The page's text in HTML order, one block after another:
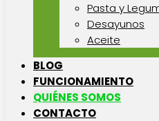
Pasta y
Desayunos
Aceite
BLOG
FUNCIONAMIENTO
QUIÉNES SOMOS
CONTACTO